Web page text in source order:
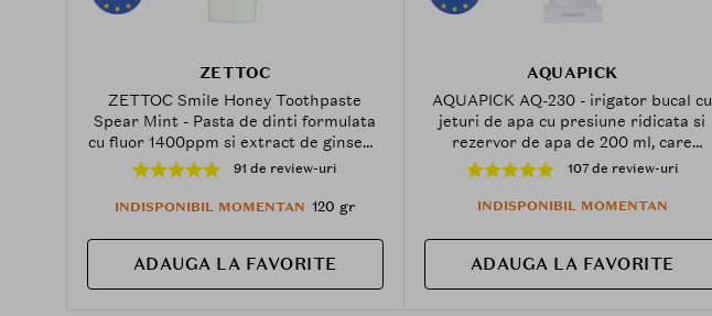
ZETTOC
ZETTOC Smile Honey Toothpaste
Spear Mint - Pasta de dinti formulata
cu fluor 1400ppm si extract de ginseng
asiatic, care contribuie la prevenirea
cariilor si la metinerea sanatatii
gingiilor - 120 gr
91 de review-uri
INDISPONIBIL MOMENTAN 120 gr
ADAUGA LA FAVORITE
AQUAPICK
AQUAPICK AQ-230 - irigator bucal cu
jeturi de apa cu presiune ridicata si
rezervor de apa de 200 ml, care
contribuie la indepartarea resturilor
alimentare si a placii bacteriene si la
metinerea igienei orale
107 de review-uri
INDISPONIBIL MOMENTAN
ADAUGA LA FAVORITE